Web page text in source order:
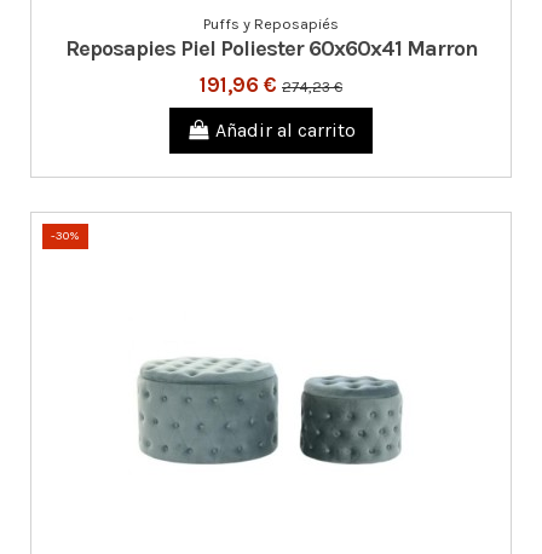
Puffs y Reposapiés
Reposapies Piel Poliester 60x60x41 Marron
191,96 € 274,23 €
Añadir al carrito
-30%